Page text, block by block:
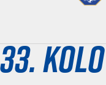
33. kolo